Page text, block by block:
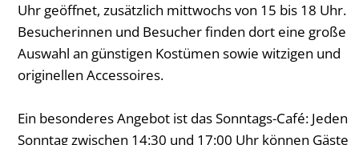
Uhr geöffnet, zusätzlich mittwochs von 15 bis 18 Uhr.
Besucherinnen und Besucher finden dort eine große
Auswahl an günstigen Kostümen sowie witzigen und
originellen Accessoires.
Ein besonderes Angebot ist das Sonntags-Café: Jeden
Sonntag zwischen 14:30 und 17:00 Uhr können Gäste